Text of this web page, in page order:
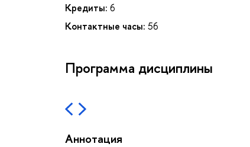
Кредиты: 6
Контактные часы: 56
Программа дисциплины
Аннотация